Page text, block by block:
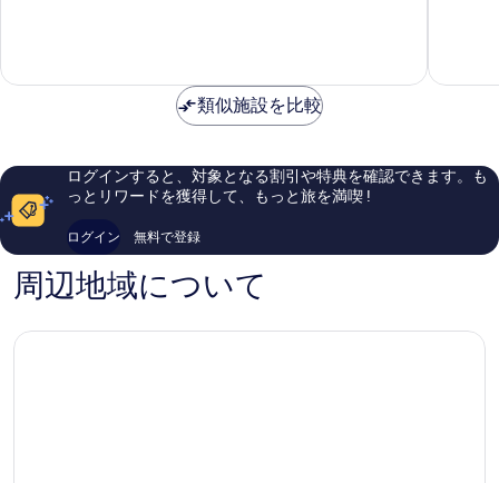
コ
件
口
コ
267
口
コ
類似施設を比較
ログインすると、対象となる割引や特典を確認できます。も
っとリワードを獲得して、もっと旅を満喫 !
ログイン 無料で登録
周辺地域について